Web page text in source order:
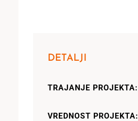
DETALJI
TRAJANJE PROJEKTA:
VREDNOST PROJEKTA: